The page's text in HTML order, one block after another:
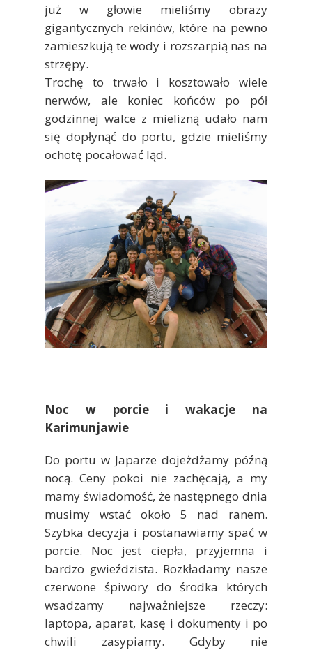
już w głowie mieliśmy obrazy
gigantycznych rekinów, które na pewno
zamieszkują te wody i rozszarpią nas na
strzępy.
Trochę to trwało i kosztowało wiele
nerwów, ale koniec końców po pół
godzinnej walce z mielizną udało nam
się dopłynąć do portu, gdzie mieliśmy
ochotę pocałować ląd.
Noc w porcie i wakacje na
Karimunjawie
Do portu w Japarze dojeżdżamy późną
nocą. Ceny pokoi nie zachęcają, a my
mamy świadomość, że następnego dnia
musimy wstać około 5 nad ranem.
Szybka decyzja i postanawiamy spać w
porcie. Noc jest ciepła, przyjemna i
bardzo gwieździsta. Rozkładamy nasze
czerwone śpiwory do środka których
wsadzamy najważniejsze rzeczy:
laptopa, aparat, kasę i dokumenty i po
chwili zasypiamy. Gdyby nie